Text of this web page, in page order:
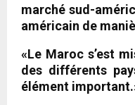
marché sud-
américain de
«Le Maroc s’est
des différents
élément